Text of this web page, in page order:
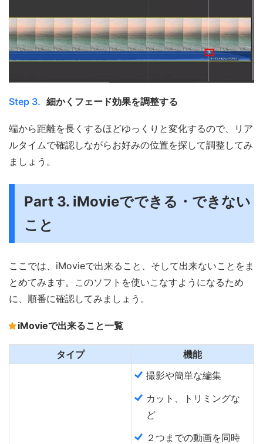
Step 3. 細かくフェード効果を調整する
端から距離を長くするほどゆっくりと変化するので、リア
ルタイムで確認しながらお好みの位置を探して調整してみ
ましょう。
Part 3. iMovieでできる・できない
こと
ここでは、iMovieで出来ること、そして出来ないことをま
とめてみます。このソフトを使いこなすようになるため
に、順番に確認してみましょう。
iMovieで出来ること一覧
タイプ 機能
撮影や簡単な編集
カット、トリミングな
ど
２つまでの動画を同時